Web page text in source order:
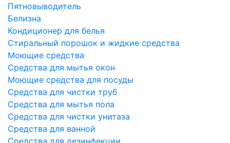
Пятновыводитель
Белизна
Кондиционер для белья
Стиральный порошок и жидкие средства
Моющие средства
Средства для мытья окон
Моющие средства для посуды
Средства для чистки труб
Средства для мытья пола
Средства для чистки унитаза
Средства для ванной
Средства для дезинфекции